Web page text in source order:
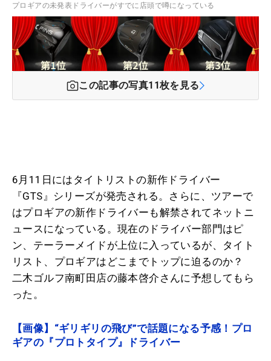
プロギアの未発表ドライバーがすでに店頭で噂になっている
この記事の写真11枚を見る
6月11日にはタイトリストの新作ドライバー
『GTS』シリーズが発売される。さらに、ツアーで
はプロギアの新作ドライバーも解禁されてネットニ
ュースになっている。現在のドライバー部門はピ
ン、テーラーメイドが上位に入っているが、タイト
リスト、プロギアはどこまでトップに迫るのか？
二木ゴルフ南町田店の藤本啓介さんに予想してもら
った。
【画像】“ギリギリの飛び”で話題になる予感！プロ
ギアの『プロトタイプ』ドライバー